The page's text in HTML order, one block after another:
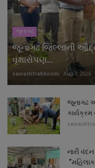
જુનાગઢ
જૂનાગઢ જિલ્લાની
વૃક્ષારોપણ...
saurashtrabhoomi Aug 7, 2026
જૂનાગઢ
કાર્યક્રમ
નારી